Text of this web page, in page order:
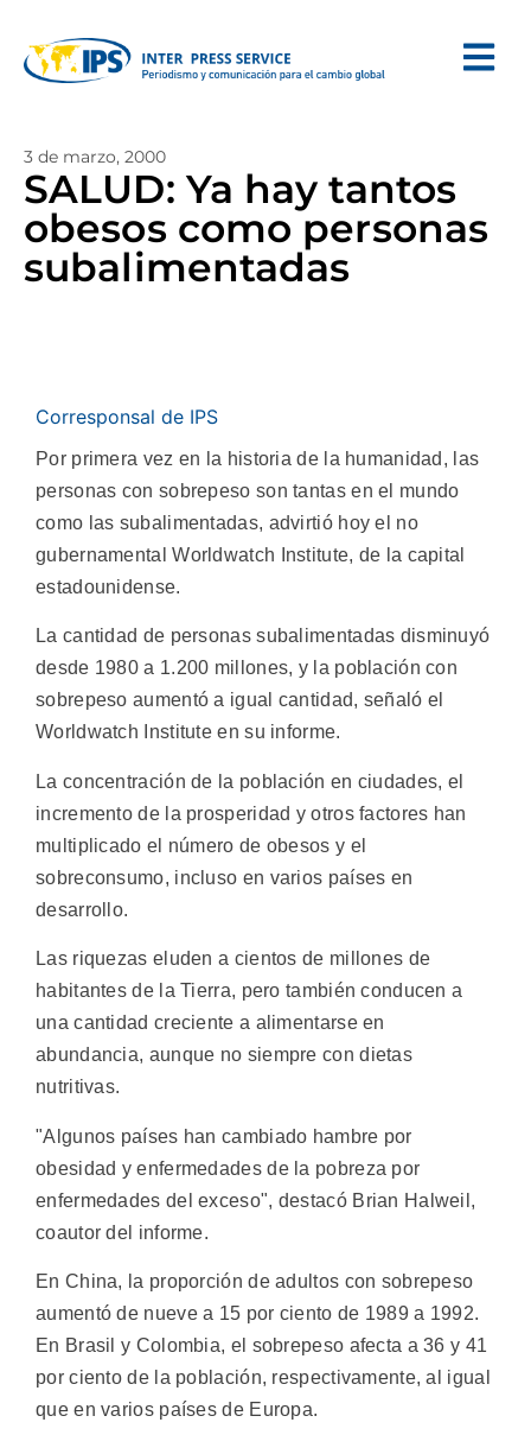
3 de marzo, 2000
SALUD: Ya hay tantos
obesos como personas
subalimentadas
Corresponsal de IPS
Por primera vez en la historia de la humanidad, las
personas con sobrepeso son tantas en el mundo
como las subalimentadas, advirtió hoy el no
gubernamental Worldwatch Institute, de la capital
estadounidense.
La cantidad de personas subalimentadas disminuyó
desde 1980 a 1.200 millones, y la población con
sobrepeso aumentó a igual cantidad, señaló el
Worldwatch Institute en su informe.
La concentración de la población en ciudades, el
incremento de la prosperidad y otros factores han
multiplicado el número de obesos y el
sobreconsumo, incluso en varios países en
desarrollo.
Las riquezas eluden a cientos de millones de
habitantes de la Tierra, pero también conducen a
una cantidad creciente a alimentarse en
abundancia, aunque no siempre con dietas
nutritivas.
"Algunos países han cambiado hambre por
obesidad y enfermedades de la pobreza por
enfermedades del exceso", destacó Brian Halweil,
coautor del informe.
En China, la proporción de adultos con sobrepeso
aumentó de nueve a 15 por ciento de 1989 a 1992.
En Brasil y Colombia, el sobrepeso afecta a 36 y 41
por ciento de la población, respectivamente, al igual
que en varios países de Europa.